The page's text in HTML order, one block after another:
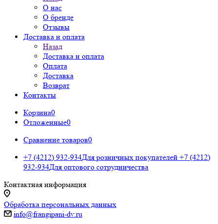
О нас
О бренде
Отзывы
Доставка и оплата
Назад
Доставка и оплата
Оплата
Доставка
Возврат
Контакты
Корзина0
Отложенные0
Сравнение товаров0
+7 (4212) 932-934Для розничных покупателей +7 (4212)
932-934Для оптового сотрудничества
Контактная информация
Обработка персональных данных
info@frangipani-dv.ru